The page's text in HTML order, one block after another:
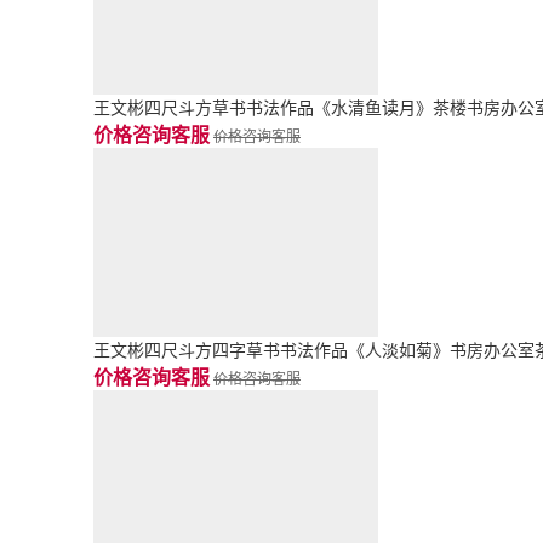
王文彬四尺斗方草书书法作品《水清鱼读月》茶楼书房办公
价格咨询客服 价格咨询客服
王文彬四尺斗方四字草书书法作品《人淡如菊》书房办公室
价格咨询客服 价格咨询客服